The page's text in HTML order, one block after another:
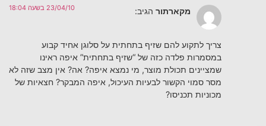
מקארתור הגיב: 23/04/10 בשעה 18:04
צריך לתקוע להם שזיף בתחתית על סלוגן אחיד קבוע
במסמרות פלדה כזה של “שזיף בתחתית” איפה ראינו
שמציינים תכולת מוצר, מי נמצא איפה? אה? אין מצב שזה לא
מסר סמוי הקשור לבעיות העיכול, איפה המבקר? חצאיות של
מכוניות תכניסו?